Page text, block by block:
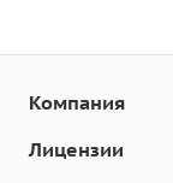
Компания
Лицензии